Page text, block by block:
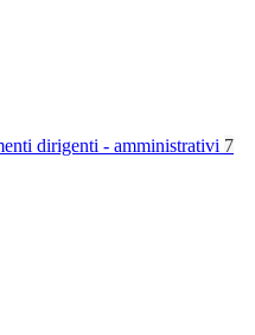
dirigenti - amministrativi 7